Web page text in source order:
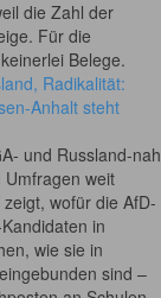
die Zahl der
Für die
Belege.
Radikalität:
Anhalt steht
und Russland-nah
weit
wofür die AfD-
in
wie sie in
sind –